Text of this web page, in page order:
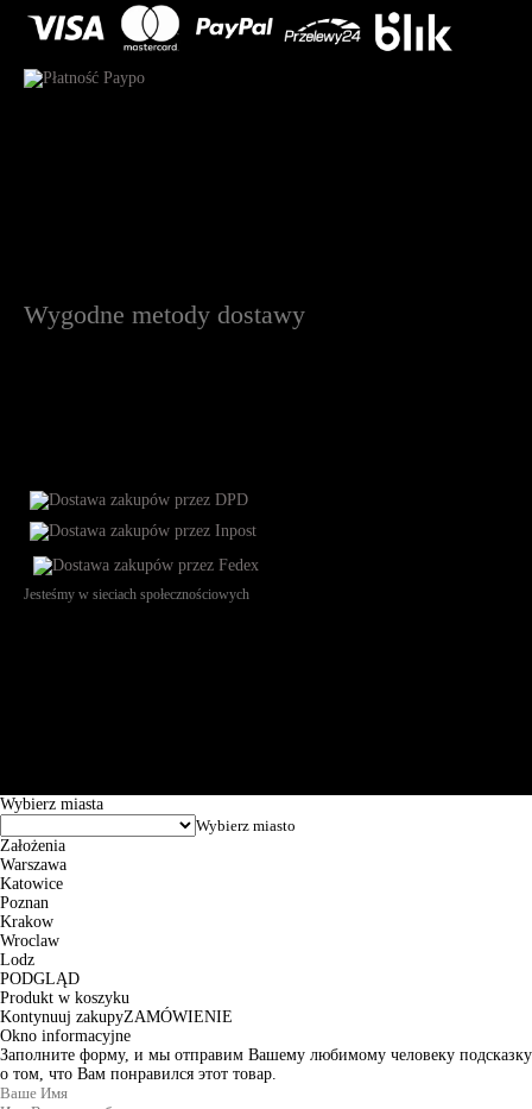
Wygodne metody dostawy
Jesteśmy w sieciach społecznościowych
Wybierz miasta
Założenia
Warszawa
Katowice
Poznan
Krakow
Wroclaw
Lodz
PODGLĄD
Produkt w koszyku
Kontynuuj zakupyZAMÓWIENIE
Okno informacyjne
Заполните форму, и мы отправим Вашему любимому человеку подсказку
о том, что Вам понравился этот товар.